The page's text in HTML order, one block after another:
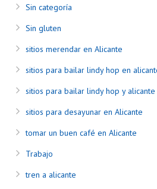
Sin categoría
Sin gluten
sitios merendar en Alicante
sitios para bailar lindy hop en
sitios para bailar lindy hop y
sitios para desayunar en Alicante
tomar un buen café en Alicante
Trabajo
tren a alicante